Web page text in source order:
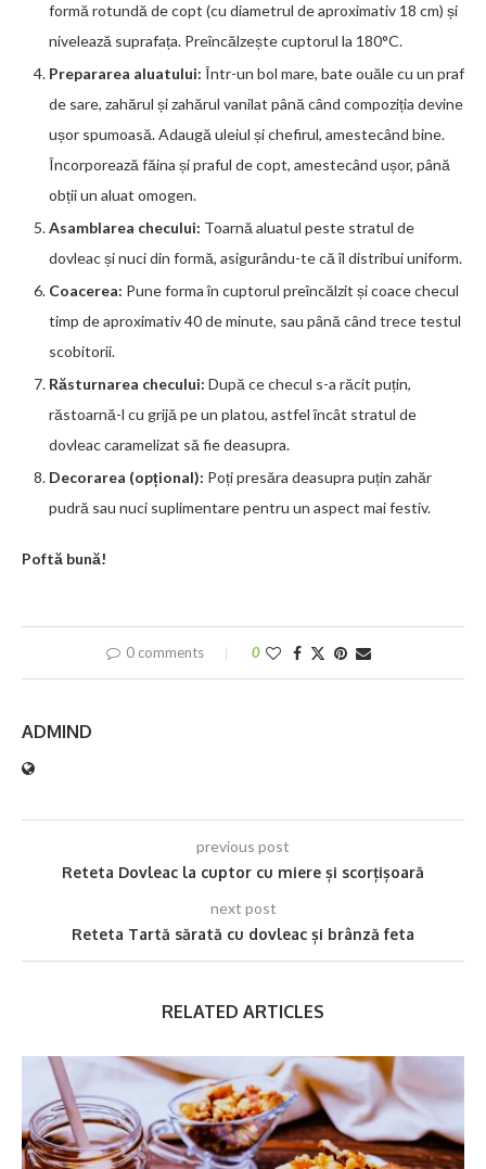
formă rotundă de copt (cu diametrul de aproximativ 18 cm) și
nivelează suprafața. Preîncălzește cuptorul la 180°C.
Prepararea aluatului: Într-un bol mare, bate ouăle cu un praf
de sare, zahărul și zahărul vanilat până când compoziția devine
ușor spumoasă. Adaugă uleiul și chefirul, amestecând bine.
Încorporează făina și praful de copt, amestecând ușor, până
obții un aluat omogen.
Asamblarea checului: Toarnă aluatul peste stratul de
dovleac și nuci din formă, asigurându-te că îl distribui uniform.
Coacerea: Pune forma în cuptorul preîncălzit și coace checul
timp de aproximativ 40 de minute, sau până când trece testul
scobitorii.
Răsturnarea checului: După ce checul s-a răcit puțin,
răstoarnă-l cu grijă pe un platou, astfel încât stratul de
dovleac caramelizat să fie deasupra.
Decorarea (opțional): Poți presăra deasupra puțin zahăr
pudră sau nuci suplimentare pentru un aspect mai festiv.
Poftă bună!
0 comments 0
ADMIND
previous post
Reteta Dovleac la cuptor cu miere și scorțișoară
next post
Reteta Tartă sărată cu dovleac și brânză feta
RELATED ARTICLES